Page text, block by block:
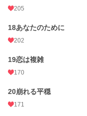
205
18あなたのために
202
19恋は複雑
170
20崩れる平穏
171